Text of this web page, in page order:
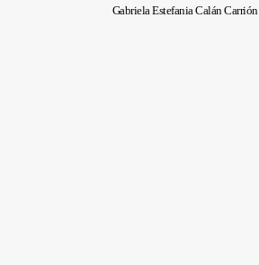
Gabriela Estefania Calán Carrión